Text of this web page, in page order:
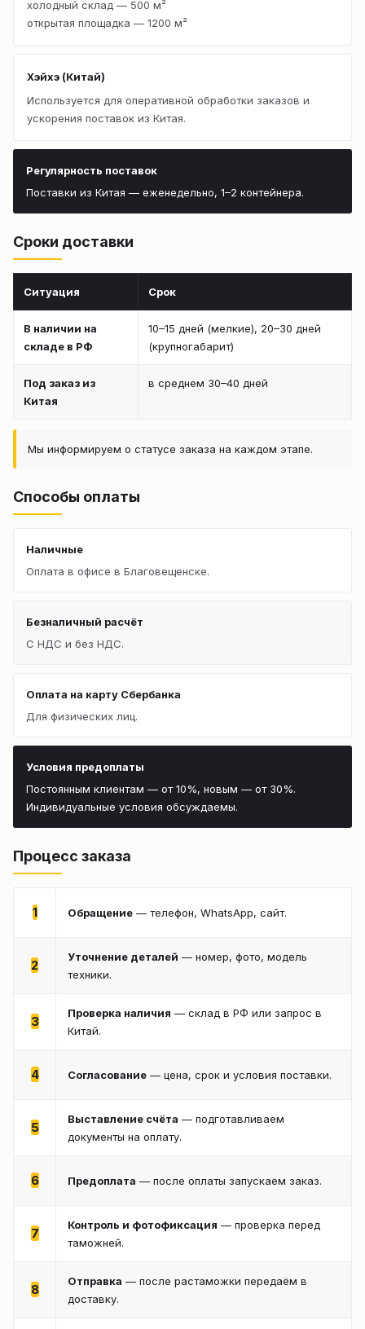
холодный склад — 500 м²
открытая площадка — 1200 м²
Хэйхэ (Китай)
Используется для оперативной обработки заказов и
ускорения поставок из Китая.
Регулярность поставок
Поставки из Китая — еженедельно, 1–2 контейнера.
Сроки доставки
Ситуация Срок
В наличии на
складе в РФ
10–15 дней (мелкие), 20–30 дней
(крупногабарит)
Под заказ из
Китая
в среднем 30–40 дней
Мы информируем о статусе заказа на каждом этапе.
Способы оплаты
Наличные
Оплата в офисе в Благовещенске.
Безналичный расчёт
С НДС и без НДС.
Оплата на карту Сбербанка
Для физических лиц.
Условия предоплаты
Постоянным клиентам — от 10%, новым — от 30%.
Индивидуальные условия обсуждаемы.
Процесс заказа
1 Обращение — телефон, WhatsApp, сайт.
2
Уточнение деталей — номер, фото, модель
техники.
3
Проверка наличия — склад в РФ или запрос в
Китай.
4 Согласование — цена, срок и условия поставки.
5
Выставление счёта — подготавливаем
документы на оплату.
6 Предоплата — после оплаты запускаем заказ.
7
Контроль и фотофиксация — проверка перед
таможней.
8
Отправка — после растаможки передаём в
доставку.